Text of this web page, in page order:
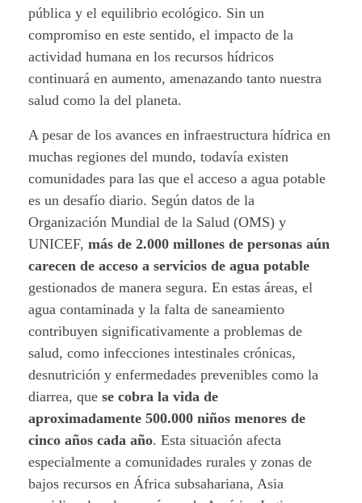
pública y el equilibrio ecológico. Sin un
compromiso en este sentido, el impacto de la
actividad humana en los recursos hídricos
continuará en aumento, amenazando tanto nuestra
salud como la del planeta.
A pesar de los avances en infraestructura hídrica en
muchas regiones del mundo, todavía existen
comunidades para las que el acceso a agua potable
es un desafío diario. Según datos de la
Organización Mundial de la Salud (OMS) y
UNICEF, más de 2.000 millones de personas aún
carecen de acceso a servicios de agua potable
gestionados de manera segura. En estas áreas, el
agua contaminada y la falta de saneamiento
contribuyen significativamente a problemas de
salud, como infecciones intestinales crónicas,
desnutrición y enfermedades prevenibles como la
diarrea, que se cobra la vida de
aproximadamente 500.000 niños menores de
cinco años cada año. Esta situación afecta
especialmente a comunidades rurales y zonas de
bajos recursos en África subsahariana, Asia